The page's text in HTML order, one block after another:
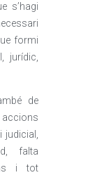
s’hagi
formi
jurídic,
de
accions
judicial,
falta
i tot